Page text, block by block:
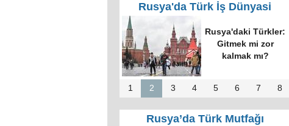
Rusya'da Türk İş Dünyasi
Rusya'daki Türkler:
Gitmek mi zor
kalmak mı?
1 2 3 4 5 6 7 8
Rusya’da Türk Mutfağı